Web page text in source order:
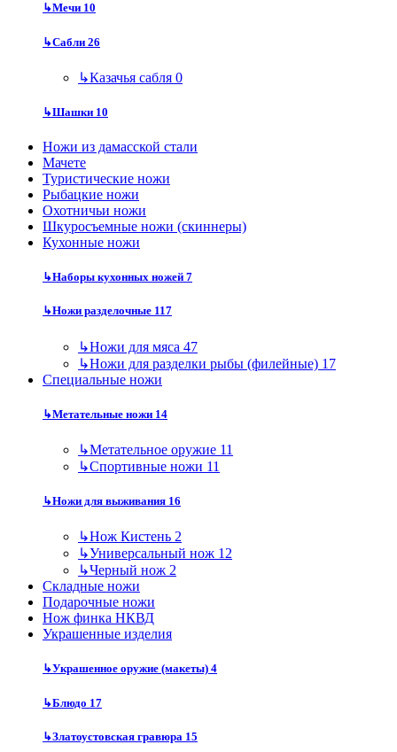
↳Мечи 10
↳Сабли 26
↳Казачья сабля 0
↳Шашки 10
Ножи из дамасской стали
Мачете
Туристические ножи
Рыбацкие ножи
Охотничьи ножи
Шкуросъемные ножи (скиннеры)
Кухонные ножи
↳Наборы кухонных ножей 7
↳Ножи разделочные 117
↳Ножи для мяса 47
↳Ножи для разделки рыбы (филейные) 17
Специальные ножи
↳Метательные ножи 14
↳Метательное оружие 11
↳Спортивные ножи 11
↳Ножи для выживания 16
↳Нож Кистень 2
↳Универсальный нож 12
↳Черный нож 2
Складные ножи
Подарочные ножи
Нож финка НКВД
Украшенные изделия
↳Украшенное оружие (макеты) 4
↳Блюдо 17
↳Златоустовская гравюра 15